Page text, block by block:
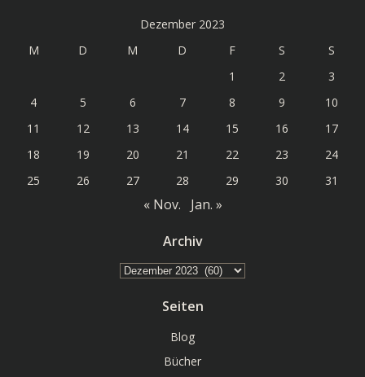
Dezember 2023
M
D M D F S
S
1
2
3
4
5 6 7 8 9
10
11
12 13 14 15 16
17
18
19 20 21 22 23
24
25
26 27 28 29 30 31
« Nov. Jan. »
Archiv
Archiv
Seiten
Blog
Bücher